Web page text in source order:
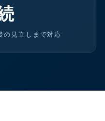
の見直しまで対応